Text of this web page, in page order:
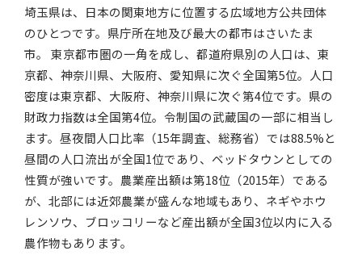
埼玉県は、日本の関東地方に位置する広域地方公共団体
のひとつです。県庁所在地及び最大の都市はさいたま
市。 東京都市圏の一角を成し、都道府県別の人口は、東
京都、神奈川県、大阪府、愛知県に次ぐ全国第5位。人口
密度は東京都、大阪府、神奈川県に次ぐ第4位です。県の
財政力指数は全国第4位。令制国の武蔵国の一部に相当し
ます。昼夜間人口比率（15年調査、総務省）では88.5%と
昼間の人口流出が全国1位であり、ベッドタウンとしての
性質が強いです。農業産出額は第18位（2015年）である
が、北部には近郊農業が盛んな地域もあり、ネギやホウ
レンソウ、ブロッコリーなど産出額が全国3位以内に入る
農作物もあります。